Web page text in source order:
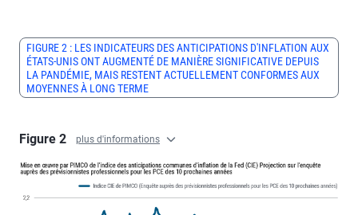
FIGURE 2 : LES INDICATEURS DES ANTICIPATIONS D'INFLATION AUX
ÉTATS-UNIS ONT AUGMENTÉ DE MANIÈRE SIGNIFICATIVE DEPUIS
LA PANDÉMIE, MAIS RESTENT ACTUELLEMENT CONFORMES AUX
MOYENNES À LONG TERME
Figure 2 plus d'informations